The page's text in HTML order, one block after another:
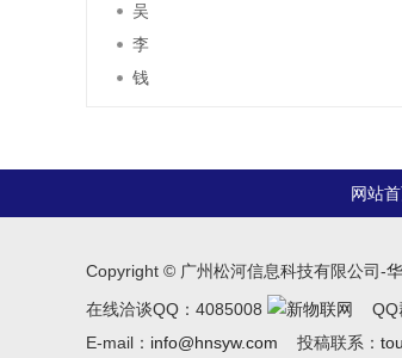
吴
李
钱
网站
Copyright © 广州松河信息科技有限公司-
在线洽谈QQ：4085008
QQ
E-mail： info@hnsyw.com 投稿联系：